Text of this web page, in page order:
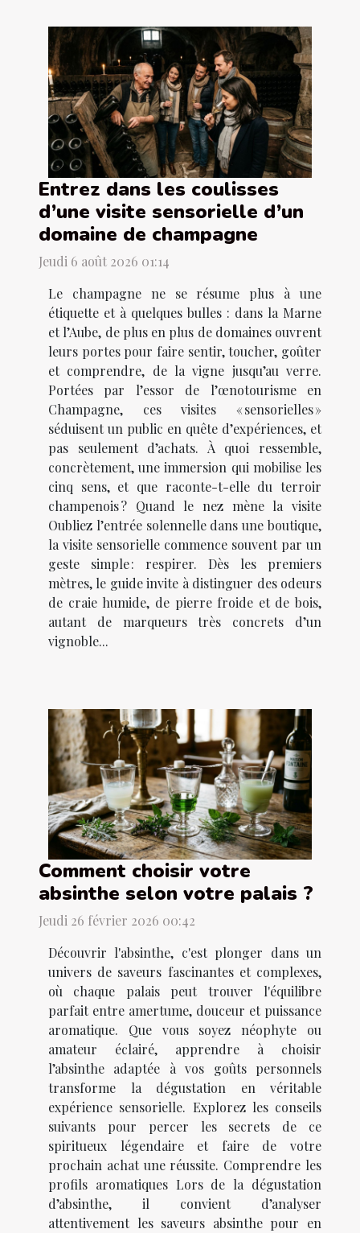
Entrez dans les coulisses
d’une visite sensorielle d’un
domaine de champagne
Jeudi 6 août 2026 01:14
Le champagne ne se résume plus à une
étiquette et à quelques bulles : dans la Marne
et l’Aube, de plus en plus de domaines ouvrent
leurs portes pour faire sentir, toucher, goûter
et comprendre, de la vigne jusqu’au verre.
Portées par l’essor de l’œnotourisme en
Champagne, ces visites « sensorielles »
séduisent un public en quête d’expériences, et
pas seulement d’achats. À quoi ressemble,
concrètement, une immersion qui mobilise les
cinq sens, et que raconte-t-elle du terroir
champenois ? Quand le nez mène la visite
Oubliez l’entrée solennelle dans une boutique,
la visite sensorielle commence souvent par un
geste simple : respirer. Dès les premiers
mètres, le guide invite à distinguer des odeurs
de craie humide, de pierre froide et de bois,
autant de marqueurs très concrets d’un
vignoble...
Comment choisir votre
absinthe selon votre palais ?
Jeudi 26 février 2026 00:42
Découvrir l'absinthe, c'est plonger dans un
univers de saveurs fascinantes et complexes,
où chaque palais peut trouver l'équilibre
parfait entre amertume, douceur et puissance
aromatique. Que vous soyez néophyte ou
amateur éclairé, apprendre à choisir
l’absinthe adaptée à vos goûts personnels
transforme la dégustation en véritable
expérience sensorielle. Explorez les conseils
suivants pour percer les secrets de ce
spiritueux légendaire et faire de votre
prochain achat une réussite. Comprendre les
profils aromatiques Lors de la dégustation
d’absinthe, il convient d’analyser
attentivement les saveurs absinthe pour en